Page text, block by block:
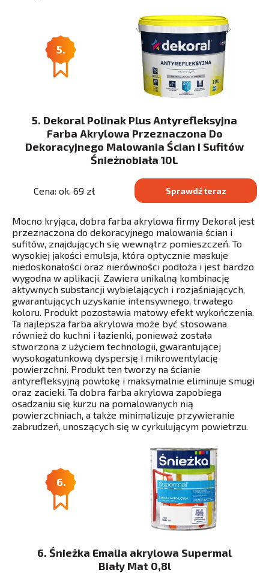
5.
5. Dekoral Polinak Plus Antyrefleksyjna
Farba Akrylowa Przeznaczona Do
Dekoracyjnego Malowania Ścian I Sufitów
Śnieżnobiała 10L
Cena: ok. 69 zł Sprawdź teraz
Mocno kryjąca, dobra farba akrylowa firmy Dekoral jest
przeznaczona do dekoracyjnego malowania ścian i
sufitów, znajdujących się wewnątrz pomieszczeń. To
wysokiej jakości emulsja, która optycznie maskuje
niedoskonałości oraz nierówności podłoża i jest bardzo
wygodna w aplikacji. Zawiera unikalną kombinację
aktywnych substancji wybielających i rozjaśniających,
gwarantujących uzyskanie intensywnego, trwałego
koloru. Produkt pozostawia matowy efekt wykończenia.
Ta najlepsza farba akrylowa może być stosowana
również do kuchni i łazienki, ponieważ została
stworzona z użyciem technologii, gwarantującej
wysokogatunkową dyspersję i mikrowentylację
powierzchni. Produkt ten tworzy na ścianie
antyrefleksyjną powłokę i maksymalnie eliminuje smugi
oraz zacieki. Ta dobra farba akrylowa zapobiega
osadzaniu się kurzu na pomalowanych nią
powierzchniach, a także minimalizuje przywieranie
zabrudzeń, unoszących się w cyrkulującym powietrzu.
6.
6. Śnieżka Emalia akrylowa Supermal
Biały Mat 0,8l